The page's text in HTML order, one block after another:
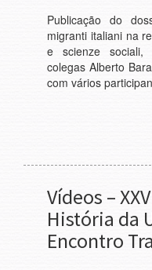
Publicação do
migranti italiani na
e scienze sociali,
colegas Alberto
com vários
Vídeos –
História da
Encontro